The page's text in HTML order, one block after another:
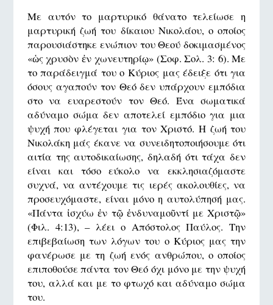
Με αυτόν το μαρτυρικό θάνατο τελείωσε η
μαρτυρική ζωή του δίκαιου Νικολάου, ο οποίος
παρουσιάστηκε ενώπιον του Θεού δοκιμασμένος
«ὡς χρυσὸν ἐν χωνευτηρίῳ» (Σοφ. Σολ. 3: 6). Με
το παράδειγμά του ο Κύριος μας έδειξε ότι για
όσους αγαπούν τον Θεό δεν υπάρχουν εμπόδια
στο να ευαρεστούν τον Θεό. Ένα σωματικά
αδύναμο σώμα δεν αποτελεί εμπόδιο για μια
ψυχή που φλέγεται για τον Χριστό. Η ζωή του
Νικολάκη μάς έκανε να συνειδητοποιήσουμε ότι
αιτία της αυτοδικαίωσης, δηλαδή ότι τάχα δεν
είναι και τόσο εύκολο να εκκλησιαζόμαστε
συχνά, να αντέχουμε τις ιερές ακολουθίες, να
προσευχόμαστε, είναι μόνο η αυτολύπησή μας.
«Πάντα ἰσχύω ἐν τῷ ἐνδυναμοῦντί με Χριστῷ»
(Φιλ. 4:13), – λέει ο Απόστολος Παύλος. Την
επιβεβαίωση των λόγων του ο Κύριος μας την
φανέρωσε με τη ζωή ενός ανθρώπου, ο οποίος
επιποθούσε πάντα τον Θεό όχι μόνο με την ψυχή
του, αλλά και με το φτωχό και αδύναμο σώμα
του.